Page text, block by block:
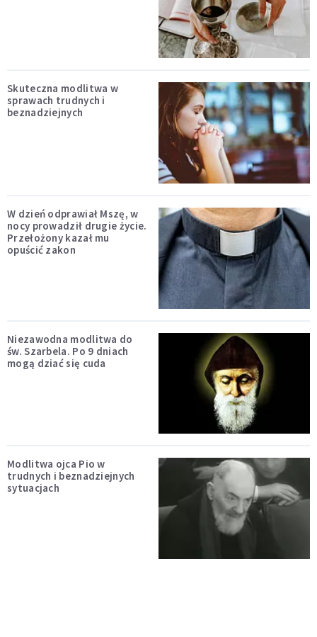
Skuteczna modlitwa w
sprawach trudnych i
beznadziejnych
W dzień odprawiał Mszę, w
nocy prowadził drugie życie.
Przełożony kazał mu
opuścić zakon
Niezawodna modlitwa do
św. Szarbela. Po 9 dniach
mogą dziać się cuda
Modlitwa ojca Pio w
trudnych i beznadziejnych
sytuacjach